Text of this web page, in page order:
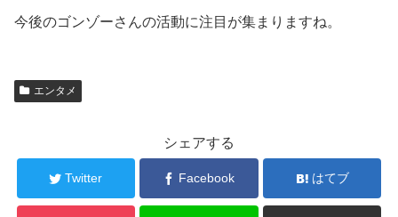
今後のゴンゾーさんの活動に注目が集まりますね。
エンタメ
シェアする
Twitter Facebook はてブ